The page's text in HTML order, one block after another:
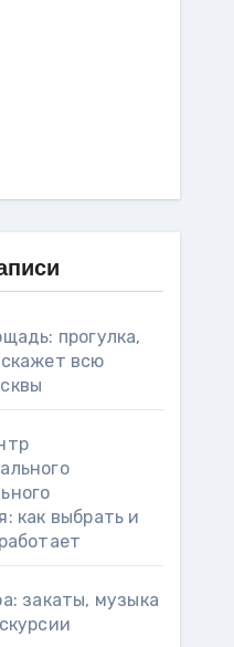
прогулка,
всю
как выбрать и
закаты, музыка